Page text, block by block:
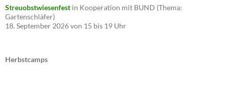
Streuobstwiesenfest in Kooperation mit BUND (Thema:
Gartenschläfer)
18. September 2026 von 15 bis 19 Uhr
Herbstcamps